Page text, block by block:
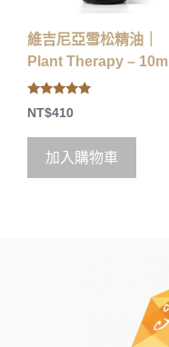
維吉尼亞雪松精油｜
Plant Therapy – 10ml
5.00
out of 5
NT$410
加入購物車